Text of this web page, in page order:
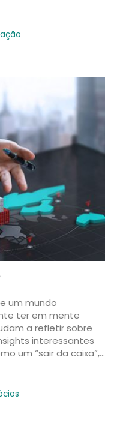
um mundo
ter em mente
a refletir sobre
interessantes
um “sair da caixa”,...